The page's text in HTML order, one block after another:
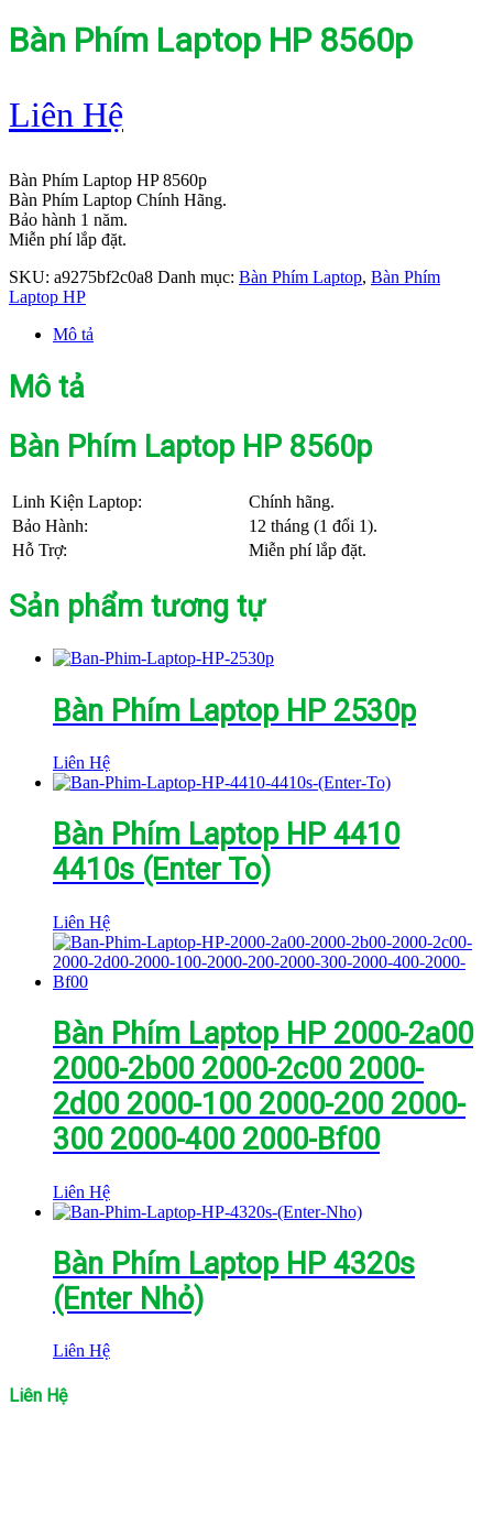
Bàn Phím Laptop HP 8560p
Liên Hệ
Bàn Phím Laptop HP 8560p
Bàn Phím Laptop Chính Hãng.
Bảo hành 1 năm.
Miễn phí lắp đặt.
SKU: a9275bf2c0a8 Danh mục: Bàn Phím Laptop, Bàn Phím
Laptop HP
Mô tả
Mô tả
Bàn Phím Laptop HP 8560p
Linh Kiện Laptop:
Chính hãng.
Bảo Hành:
12 tháng (1 đổi 1).
Hỗ Trợ:
Miễn phí lắp đặt.
Sản phẩm tương tự
Bàn Phím Laptop HP 2530p
Liên Hệ
Bàn Phím Laptop HP 4410
4410s (Enter To)
Liên Hệ
Bàn Phím Laptop HP 2000-2a00
2000-2b00 2000-2c00 2000-
2d00 2000-100 2000-200 2000-
300 2000-400 2000-Bf00
Liên Hệ
Bàn Phím Laptop HP 4320s
(Enter Nhỏ)
Liên Hệ
Liên Hệ